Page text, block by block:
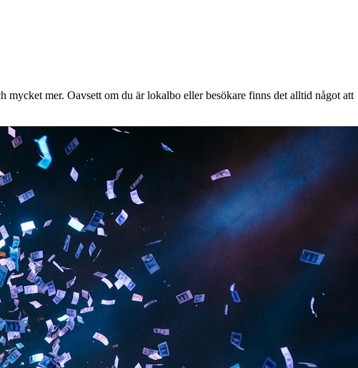
mer. Oavsett om du är lokalbo eller besökare finns det alltid något att